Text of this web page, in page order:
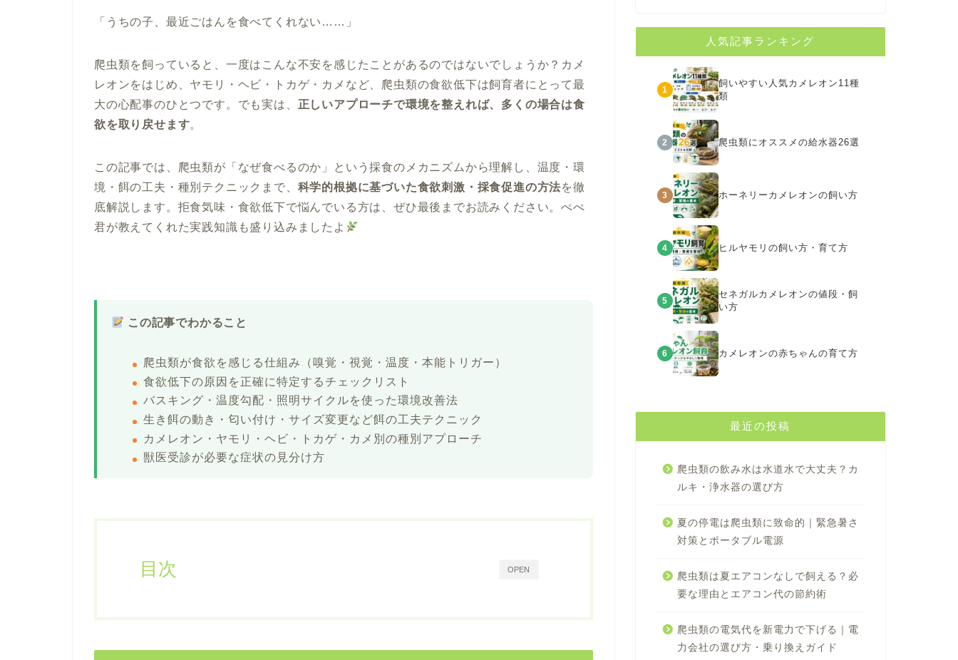
「うちの子、最近ごはんを食べてくれない……」
爬虫類を飼っていると、一度はこんな不安を感じたことがあるのではないでしょうか？カメ
レオンをはじめ、ヤモリ・ヘビ・トカゲ・カメなど、爬虫類の食欲低下は飼育者にとって最
大の心配事のひとつです。でも実は、 正しいアプローチで環境を整えれば、多くの場合は食
欲を取り戻せます。
この記事では、爬虫類が「なぜ食べるのか」という採食のメカニズムから理解し、温度・環
境・餌の工夫・種別テクニックまで、 科学的根拠に基づいた食欲刺激・採食促進の方法を徹
底解説します。拒食気味・食欲低下で悩んでいる方は、ぜひ最後までお読みください。ぺぺ
君が教えてくれた実践知識も盛り込みましたよ
この記事でわかること
爬虫類が食欲を感じる仕組み（嗅覚・視覚・温度・本能トリガー）
食欲低下の原因を正確に特定するチェックリスト
バスキング・温度勾配・照明サイクルを使った環境改善法
生き餌の動き・匂い付け・サイズ変更など餌の工夫テクニック
カメレオン・ヤモリ・ヘビ・トカゲ・カメ別の種別アプローチ
獣医受診が必要な症状の見分け方
OPEN
目次
人気記事ランキング
1
飼いやすい人気カメレオン11種
類
2 爬虫類にオススメの給水器26選
3 ホーネリーカメレオンの飼い方
4 ヒルヤモリの飼い方・育て方
5
セネガルカメレオンの値段・飼
い方
6 カメレオンの赤ちゃんの育て方
最近の投稿
爬虫類の飲み水は水道水で大丈夫？カ
ルキ・浄水器の選び方
夏の停電は爬虫類に致命的｜緊急暑さ
対策とポータブル電源
爬虫類は夏エアコンなしで飼える？必
要な理由とエアコン代の節約術
爬虫類の電気代を新電力で下げる｜電
力会社の選び方・乗り換えガイド